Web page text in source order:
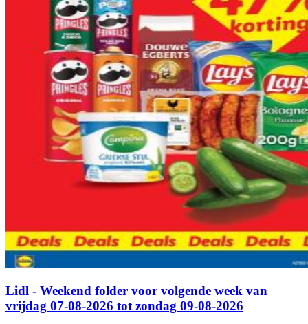
Lidl - Weekend folder voor volgende week van
vrijdag 07-08-2026 tot zondag 09-08-2026